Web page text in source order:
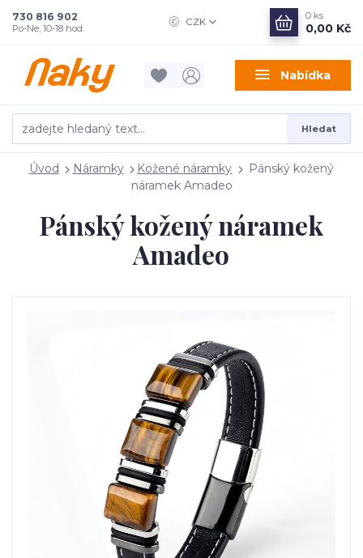
Nabídka
CZK
Hledat
730 816 902
Po-Ne, 10-18 hod.
0 ks
0,00 Kč
Úvod Náramky Kožené náramky
Pánský kožený
náramek Amadeo
Pánský kožený náramek
Amadeo